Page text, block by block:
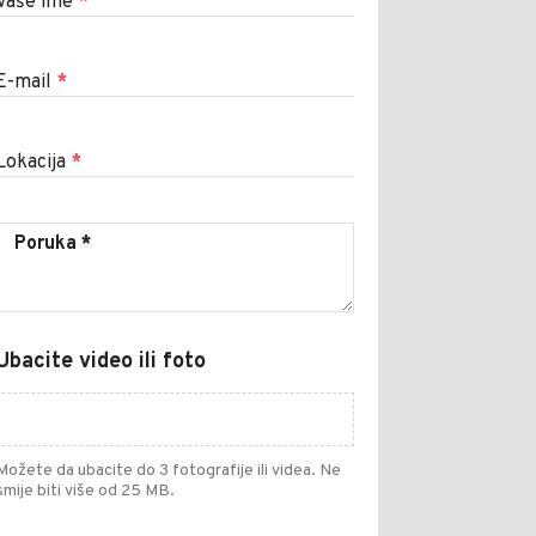
mail *
*
video ili foto
da ubacite do 3 fotografije ili videa. Ne
biti više od 25 MB.